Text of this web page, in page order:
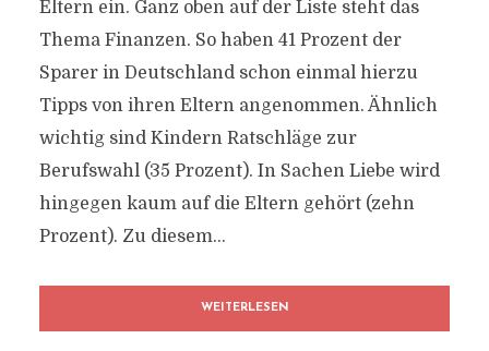
Eltern ein. Ganz oben auf der Liste steht das
Thema Finanzen. So haben 41 Prozent der
Sparer in Deutschland schon einmal hierzu
Tipps von ihren Eltern angenommen. Ähnlich
wichtig sind Kindern Ratschläge zur
Berufswahl (35 Prozent). In Sachen Liebe wird
hingegen kaum auf die Eltern gehört (zehn
Prozent). Zu diesem...
WEITERLESEN